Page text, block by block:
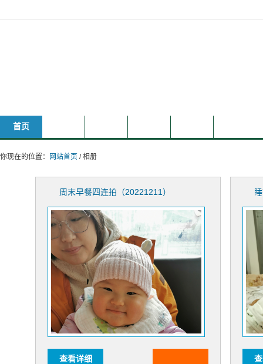
首页
你现在的位置： 网站首页 / 相册
周末早餐四连拍（20221211）
查看详细